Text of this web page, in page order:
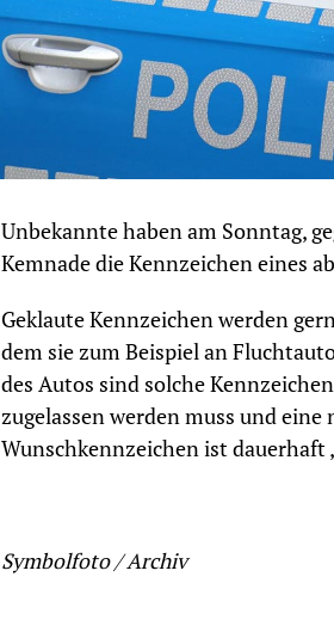
Unbekannte haben am Sonntag,
Kemnade die Kennzeichen eines
Geklaute Kennzeichen werden
dem sie zum Beispiel an
des Autos sind solche
zugelassen werden muss und eine
Wunschkennzeichen ist dauerhaft
Symbolfoto / Archiv